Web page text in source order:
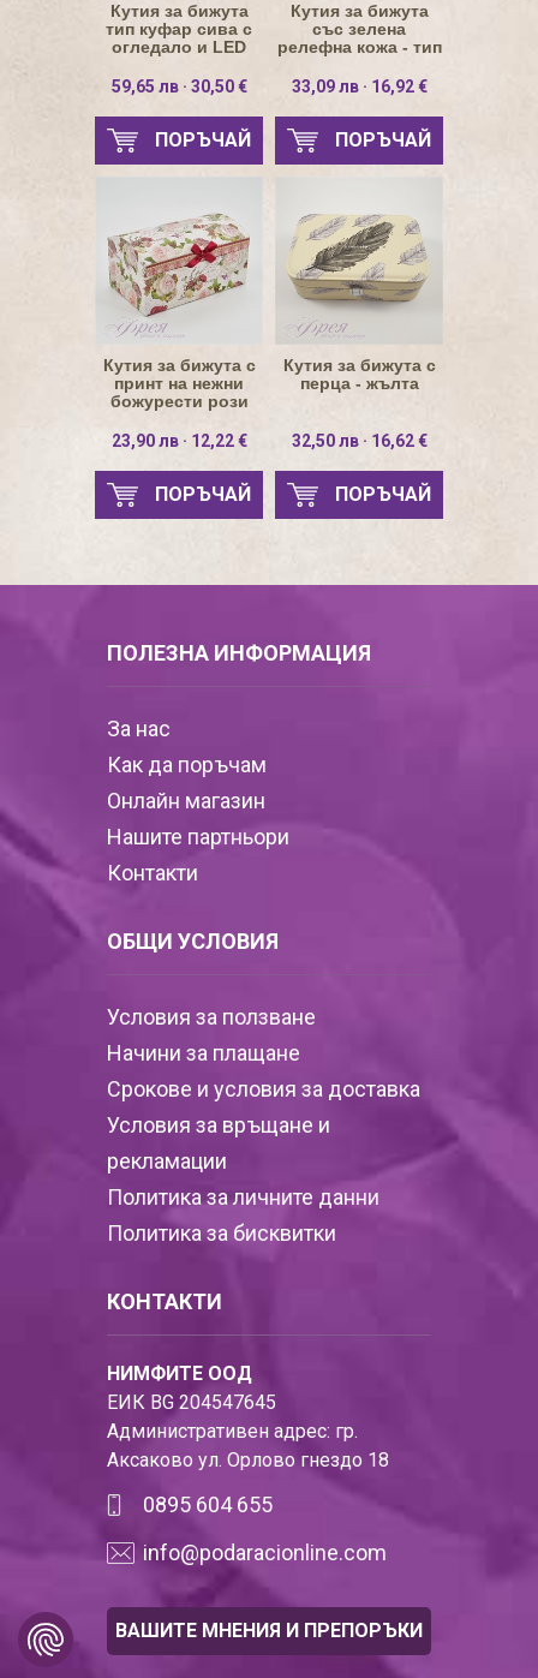
Кутия за бижута
тип куфар сива с
огледало и LED
59,65 лв · 30,50 €
ПОРЪЧАЙ
Кутия за бижута
със зелена
релефна кожа - тип
33,09 лв · 16,92 €
ПОРЪЧАЙ
Кутия за бижута с
принт на нежни
божурести рози
23,90 лв · 12,22 €
ПОРЪЧАЙ
Кутия за бижута с
перца - жълта
32,50 лв · 16,62 €
ПОРЪЧАЙ
ПОЛЕЗНА ИНФОРМАЦИЯ
За нас
Как да поръчам
Онлайн магазин
Нашите партньори
Контакти
ОБЩИ УСЛОВИЯ
Условия за ползване
Начини за плащане
Срокове и условия за доставка
Условия за връщане и
рекламации
Политика за личните данни
Политика за бисквитки
КОНТАКТИ
НИМФИТЕ ООД
ЕИК BG 204547645
Административен адрес: гр.
Аксаково ул. Орлово гнездо 18
0895 604 655
info@podaracionline.com
ВАШИТЕ МНЕНИЯ И ПРЕПОРЪКИ